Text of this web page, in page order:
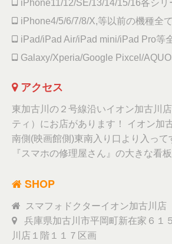
iPhone11/12/SE/13/14/15/16各シリ
iPhone4/5/6/7/8/X,等以前の機種全て
iPad/iPad Air/iPad mini/iPad Pro等
Galaxy/Xperia/Google Pixcel/
アクセス
東加古川の２号線沿いイオン加古川
ティ）にお店があります！ イオン加
南側(映画館側)東南入り口より入って
『スマホの修理屋さん』の大きな看
SHOP
スマフォドクターイオン加古川店
兵庫県加古川市平岡町新在家６１
川店１階１１７区画